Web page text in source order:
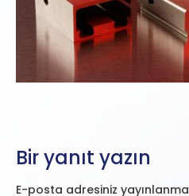
Bir yanıt yazın
E-posta adresiniz